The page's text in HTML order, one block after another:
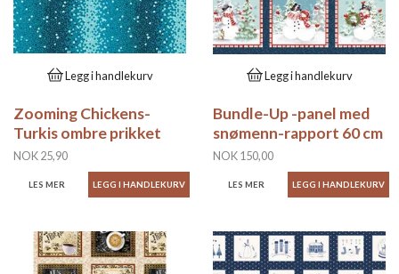
Legg i handlekurv
Zooming Chickens-
Turkis ombre prikket
NOK 25,90
LES MER
Legg i handlekurv
Bundle-Up -panel med
snømenn-rapport 60 cm
NOK 150,00
LES MER